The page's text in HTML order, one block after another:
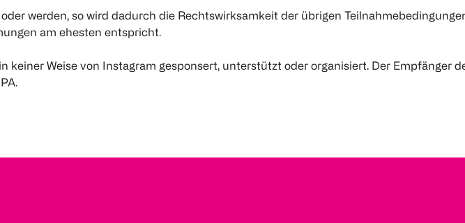
werden, so wird dadurch die Rechtswirksamkeit der übrigen
am ehesten entspricht.
Weise von Instagram gesponsert, unterstützt oder organisiert. Der Empfänger